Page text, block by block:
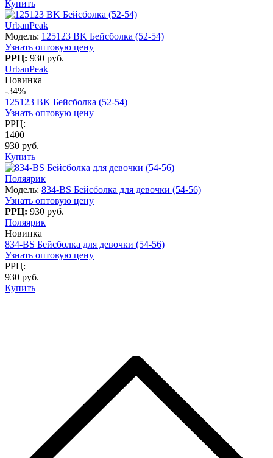
Купить
UrbanPeak
Модель: 125123 BK Бейсболка (52-54)
Узнать оптовую цену
РРЦ: 930 руб.
UrbanPeak
Новинка
-34%
125123 BK Бейсболка (52-54)
Узнать оптовую цену
РРЦ:
1400
930 руб.
Купить
Поляярик
Модель: 834-BS Бейсболка для девочки (54-56)
Узнать оптовую цену
РРЦ: 930 руб.
Поляярик
Новинка
834-BS Бейсболка для девочки (54-56)
Узнать оптовую цену
РРЦ:
930 руб.
Купить